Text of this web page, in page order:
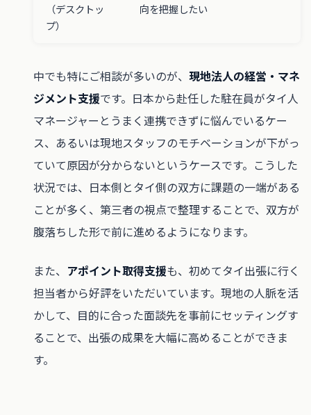
（デスクトッ
プ）
向を把握したい
中でも特にご相談が多いのが、 現地法人の経営・マネ
ジメント支援です。日本から赴任した駐在員がタイ人
マネージャーとうまく連携できずに悩んでいるケー
ス、あるいは現地スタッフのモチベーションが下がっ
ていて原因が分からないというケースです。こうした
状況では、日本側とタイ側の双方に課題の一端がある
ことが多く、第三者の視点で整理することで、双方が
腹落ちした形で前に進めるようになります。
また、 アポイント取得支援も、初めてタイ出張に行く
担当者から好評をいただいています。現地の人脈を活
かして、目的に合った面談先を事前にセッティングす
ることで、出張の成果を大幅に高めることができま
す。